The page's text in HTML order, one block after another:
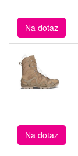
Na dotaz
Na dotaz